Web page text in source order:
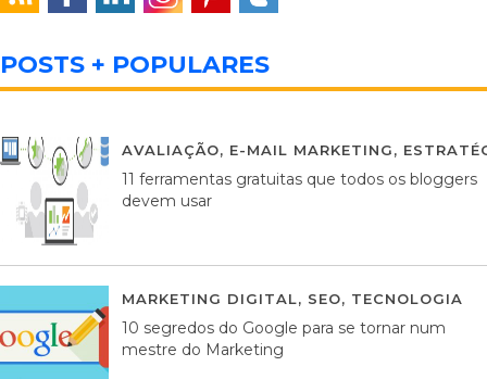
POSTS + POPULARES
AVALIAÇÃO, E-MAIL MARKETING,
11 ferramentas gratuitas que todos os bloggers
devem usar
MARKETING DIGITAL, SEO, TECNOLOGIA
10 segredos do Google para se tornar num
mestre do Marketing